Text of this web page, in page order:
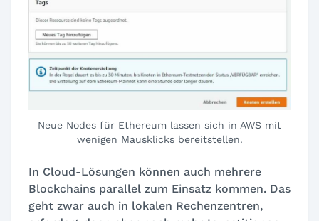
Neue Nodes für Ethereum lassen sich in AWS mit
wenigen Mausklicks bereitstellen.
In Cloud-Lösungen können auch mehrere
Blockchains parallel zum Einsatz kommen. Das
geht zwar auch in lokalen Rechenzentren,